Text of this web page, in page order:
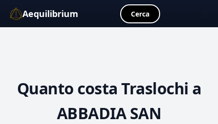
Aequilibrium Cerca
Quanto costa Traslochi a
ABBADIA SAN